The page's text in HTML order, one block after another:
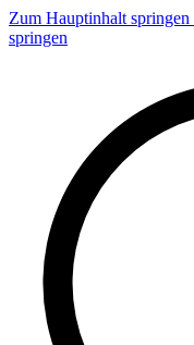
Zum Hauptinhalt springen
springen